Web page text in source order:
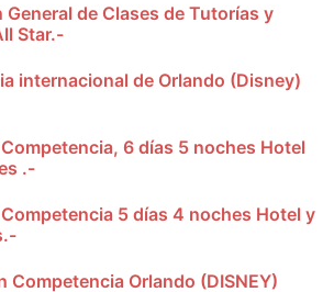
General de Clases de Tutorías y
Star.-
internacional de Orlando (Disney)
6 días 5 noches Hotel
.-
5 días 4 noches Hotel y
Competencia Orlando (DISNEY)